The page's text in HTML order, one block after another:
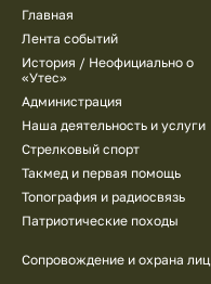
Главная
Лента событий
История / Неофициально о
«Утес»
Администрация
Наша деятельность и услуги
Стрелковый спорт
Такмед и первая помощь
Топография и радиосвязь
Патриотические походы
Сопровождение и охрана лиц